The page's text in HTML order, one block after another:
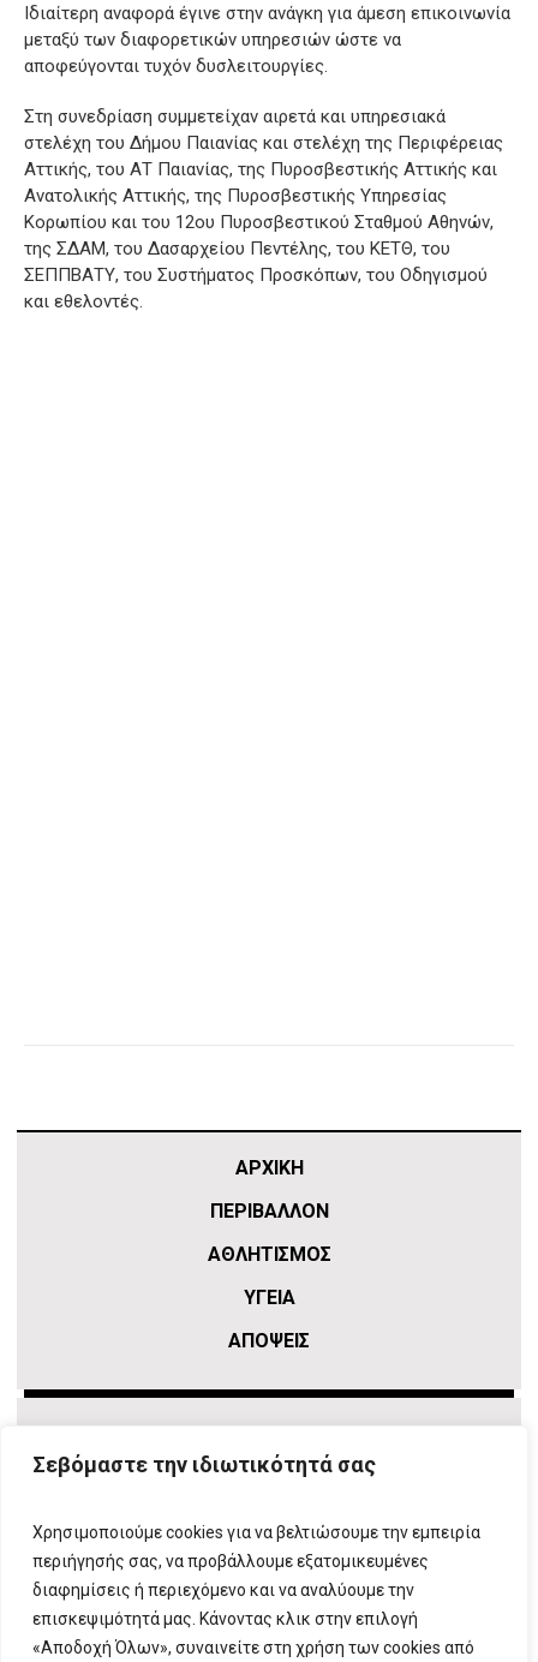
Σεβόμαστε την ιδιωτικότητά σας
Χρησιμοποιούμε cookies για να βελτιώσουμε την εμπειρία
περιήγησής σας, να προβάλλουμε εξατομικευμένες
διαφημίσεις ή περιεχόμενο και να αναλύουμε την
επισκεψιμότητά μας. Κάνοντας κλικ στην επιλογή
«Αποδοχή Όλων», συναινείτε στη χρήση των cookies από
Ιδιαίτερη αναφορά έγινε στην ανάγκη για άμεση επικοινωνία
μεταξύ των διαφορετικών υπηρεσιών ώστε να
αποφεύγονται τυχόν δυσλειτουργίες.
Στη συνεδρίαση συμμετείχαν αιρετά και υπηρεσιακά
στελέχη του Δήμου Παιανίας και στελέχη της Περιφέρειας
Αττικής, του ΑΤ Παιανίας, της Πυροσβεστικής Αττικής και
Ανατολικής Αττικής, της Πυροσβεστικής Υπηρεσίας
Κορωπίου και του 12ου Πυροσβεστικού Σταθμού Αθηνών,
της ΣΔΑΜ, του Δασαρχείου Πεντέλης, του ΚΕΤΘ, του
ΣΕΠΠΒΑΤΥ, του Συστήματος Προσκόπων, του Οδηγισμού
και εθελοντές.
ΑΡΧΙΚΗ
ΠΕΡΙΒΑΛΛΟΝ
ΑΘΛΗΤΙΣΜΌΣ
ΥΓΕΙΑ
ΑΠΟΨΕΙΣ
T: 210 666 3993 E: info@attikovima.gr
ΠΛΗΡΟΦΟΡΙΕΣ